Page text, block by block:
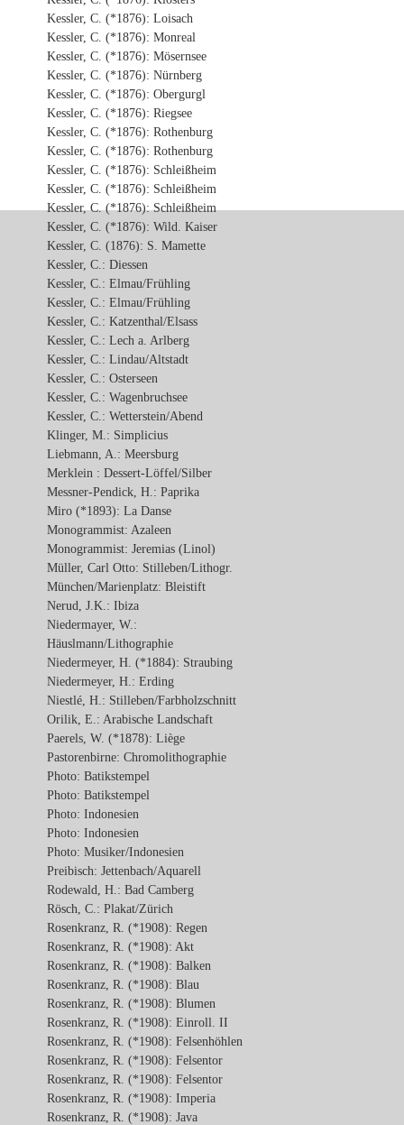
Kessler, C. (*1876): Loisach
Kessler, C. (*1876): Monreal
Kessler, C. (*1876): Mösernsee
Kessler, C. (*1876): Nürnberg
Kessler, C. (*1876): Obergurgl
Kessler, C. (*1876): Riegsee
Kessler, C. (*1876): Rothenburg
Kessler, C. (*1876): Rothenburg
Kessler, C. (*1876): Schleißheim
Kessler, C. (*1876): Schleißheim
Kessler, C. (*1876): Schleißheim
Kessler, C. (*1876): Wild. Kaiser
Kessler, C. (1876): S. Mamette
Kessler, C.: Diessen
Kessler, C.: Elmau/Frühling
Kessler, C.: Elmau/Frühling
Kessler, C.: Katzenthal/Elsass
Kessler, C.: Lech a. Arlberg
Kessler, C.: Lindau/Altstadt
Kessler, C.: Osterseen
Kessler, C.: Wagenbruchsee
Kessler, C.: Wetterstein/Abend
Klinger, M.: Simplicius
Liebmann, A.: Meersburg
Merklein : Dessert-Löffel/Silber
Messner-Pendick, H.: Paprika
Miro (*1893): La Danse
Monogrammist: Azaleen
Monogrammist: Jeremias (Linol)
Müller, Carl Otto: Stilleben/Lithogr.
München/Marienplatz: Bleistift
Nerud, J.K.: Ibiza
Niedermayer, W.:
Häuslmann/Lithographie
Niedermeyer, H. (*1884): Straubing
Niedermeyer, H.: Erding
Niestlé, H.: Stilleben/Farbholzschnitt
Orilik, E.: Arabische Landschaft
Paerels, W. (*1878): Liège
Pastorenbirne: Chromolithographie
Photo: Batikstempel
Photo: Batikstempel
Photo: Indonesien
Photo: Indonesien
Photo: Musiker/Indonesien
Preibisch: Jettenbach/Aquarell
Rodewald, H.: Bad Camberg
Rösch, C.: Plakat/Zürich
Rosenkranz, R. (*1908): Regen
Rosenkranz, R. (*1908): Akt
Rosenkranz, R. (*1908): Balken
Rosenkranz, R. (*1908): Blau
Rosenkranz, R. (*1908): Blumen
Rosenkranz, R. (*1908): Einroll. II
Rosenkranz, R. (*1908): Felsenhöhlen
Rosenkranz, R. (*1908): Felsentor
Rosenkranz, R. (*1908): Felsentor
Rosenkranz, R. (*1908): Imperia
Rosenkranz, R. (*1908): Java